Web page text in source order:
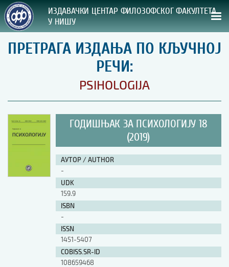
ИЗДАВАЧКИ ЦЕНТАР ФИЛОЗОФСКОГ ФАКУЛТЕТА
У НИШУ
СВА НАША ИЗДАЊА
ВРСТА ИЗДАЊА:
ПРЕГЛЕД
УПУТСТВА
УПУТСТВА
Правилник о издавачкој делатности
Упутство ауторима
Упутство уредницима
Изјава о ауторству
Изјава о лектури
Изјава о коришћењу ауторског дела
Упутство за бирање лиценце
Уговор са аутором
ПРЕТРАГА ИЗДАЊА ПО КЉУЧНОЈ
РЕЧИ:
PSIHOLOGIJA
ГОДИШЊАК ЗА ПСИХОЛОГИЈУ 18
(2019)
АУТОР / AUTHOR
-
UDK
159.9
ISBN
-
ISSN
1451-5407
COBISS.SR-ID
108659468